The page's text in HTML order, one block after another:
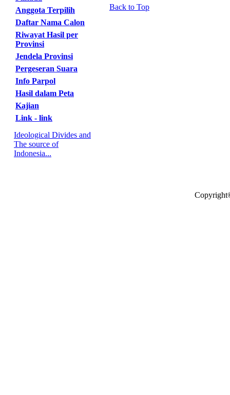
Anggota Terpilih
Daftar Nama Calon
Riwayat Hasil per
Provinsi
Jendela Provinsi
Pergeseran Suara
Info Parpol
Hasil dalam Peta
Kajian
Link - link
Ideological Divides and
The source of
Indonesia...
Back to Top